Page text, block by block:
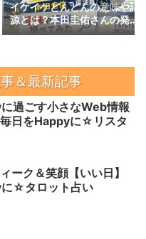
イケイケどんどんの意味や語
源とは？本田圭佑さんの発言
で話題の言葉を調べてみた｜
＆最新記事
過ごす小さなWeb情報
日をHappyに☆リスタ
ーク＆笑顔【いい日】
☆タロット占い